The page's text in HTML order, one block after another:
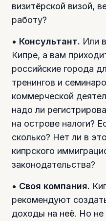
визитёрской визой,
работу?
• Консультант. Или
Кипре, а вам
российские города
тренингов и
коммерческой
надо ли
на острове налоги?
сколько? Нет ли в
кипрского
законодательства?
• Своя компания.
рекомендуют
доходы на неё. Но не